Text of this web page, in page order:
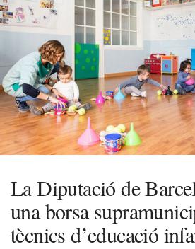
La Diputació de
una borsa
tècnics d’educació